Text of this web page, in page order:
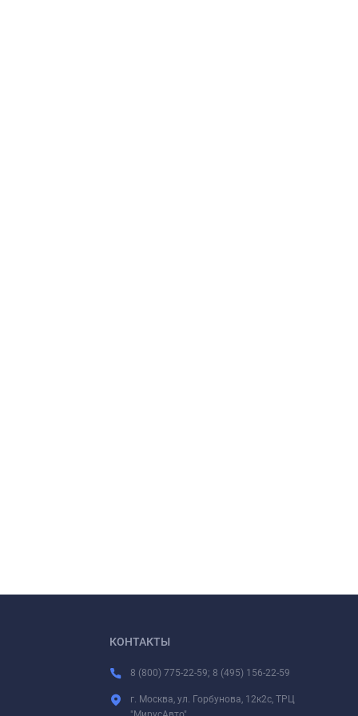
КОНТАКТЫ
8 (800) 775-22-59; 8 (495) 156-22-59
г. Москва, ул. Горбунова, 12к2с, ТРЦ